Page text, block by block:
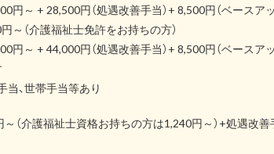
円～ + 28,500円（処遇改善手当）+ 8,500円（ベースア
護福祉士免許をお持ちの方）
円～ + 44,000円（処遇改善手当）+ 8,500円（ベースア
当、世帯手当等あり
（介護福祉士資格お持ちの方は1,240円～）+処遇改善